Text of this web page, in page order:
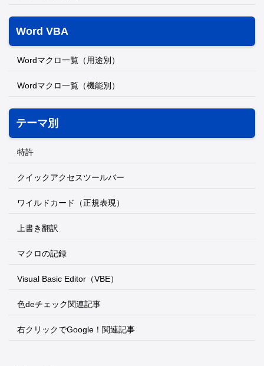
Word VBA
Wordマクロ一覧（用途別）
Wordマクロ一覧（機能別）
テーマ別
特許
クイックアクセスツールバー
ワイルドカード（正規表現）
上書き翻訳
マクロの記録
Visual Basic Editor（VBE）
色deチェック関連記事
右クリックでGoogle！関連記事